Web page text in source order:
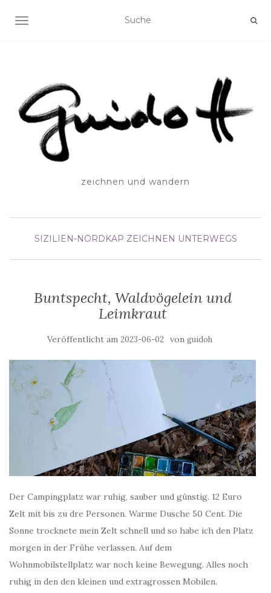
SCHALTE NAVIGATION
zeichnen und wandern
SIZILIEN-NORDKAP ZEICHNEN UNTERWEGS
Buntspecht, Waldvögelein und
Leimkraut
Veröffentlicht am 2023-06-02 von guidoh
Der Campingplatz war ruhig, sauber und günstig. 12 Euro
Zelt mit bis zu dre Personen. Warme Dusche 50 Cent. Die
Sonne trocknete mein Zelt schnell und so habe ich den Platz
morgen in der Frühe verlassen. Auf dem
Wohnmobilstellplatz war noch keine Bewegung. Alles noch
ruhig in den den kleinen und extragrossen Mobilen.